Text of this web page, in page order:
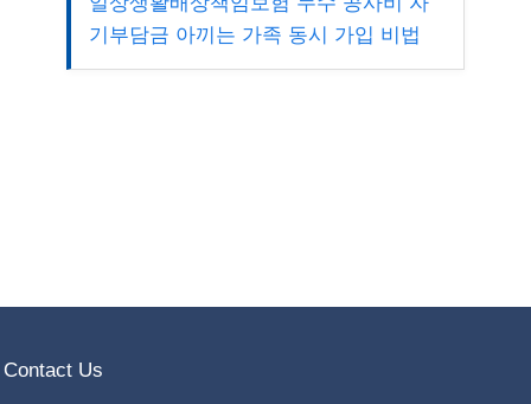
기부담금 아끼는 가족 동시 가입 비법
Contact Us